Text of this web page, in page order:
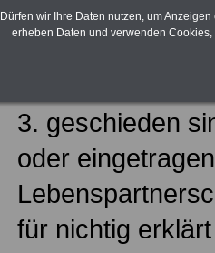
eingetragene
3. geschieden
oder
für nichtig
Dürfen wir Ihre Daten nutzen, um
erheben Daten und verwenden